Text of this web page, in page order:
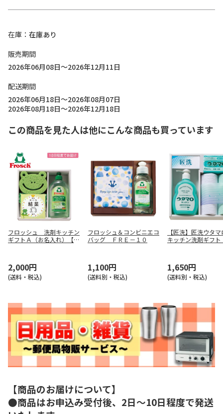
在庫
在庫あり
販売期間
2026年06月08日～2026年12月11日
配送期間
2026年06月18日～2026年08月07日
2026年08月18日～2026年12月18日
この商品を見た人は他にこんな商品も買っています
フロッシュ 洗剤キッチン
ギフトＡ（お名入れ）【慶
2,000円
(送料・税込)
フロッシュ＆コンビニエコ
バッグ ＦＲＥ－１０
1,100円
(送料別・税込)
【匠洗】匠洗ウタ
キッチン洗剤ギフ
1,650円
(送料別・税込)
【商品のお届けについて】
●商品はお申込み受付後、2日～10日程度で発送